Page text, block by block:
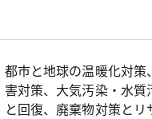
都市と地球の温暖化対
害対策、大気汚染・水
と回復、廃棄物対策と